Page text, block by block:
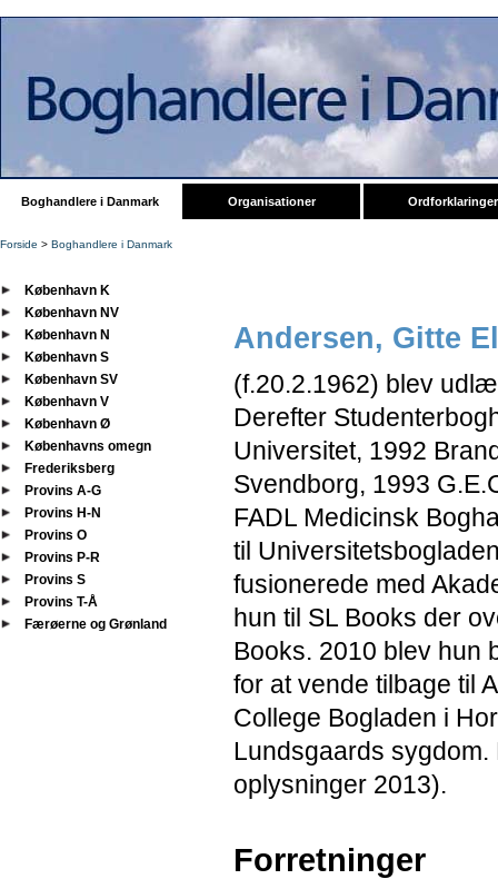
Boghandlere i Danmark Organisationer Ordforklaringer
Forside > Boghandlere i Danmark
København K
København NV
København N
København S
København SV
København V
København Ø
Københavns omegn
Frederiksberg
Provins A-G
Provins H-N
Provins O
Provins P-R
Provins S
Provins T-Å
Færøerne og Grønland
Andersen, Gitte
(f.20.2.1962) blev
Derefter
Universitet, 1992
Svendborg, 1993
FADL Medicinsk
til
fusionerede med
hun til SL Books der
Books. 2010 blev hun
for at vende tilbage til
College Bogladen i
Lundsgaards sygdom.
oplysninger 2013).
Forretninger